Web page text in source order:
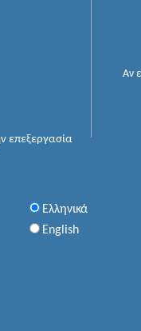
επεξεργασία
Αν
Ελληνικά
English